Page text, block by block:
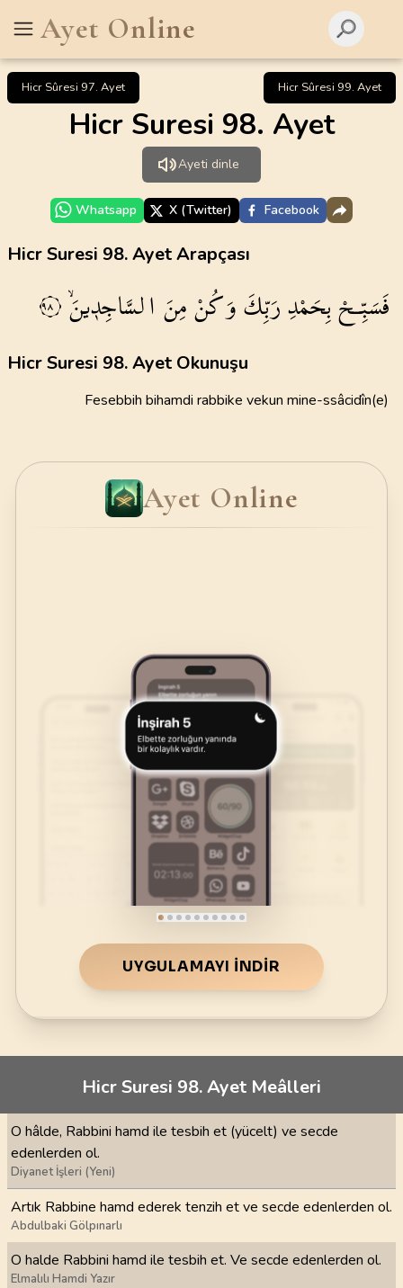
Ayet Online
Hicr Sûresi 97. Ayet Hicr Sûresi 99. Ayet
Hicr Suresi 98. Ayet
Ayeti dinle
Whatsapp X (Twitter) Facebook
Hicr Suresi 98. Ayet Arapçası
فَسَبِّـحْبِحَمْدِرَبِّكَوَكُنْمِنَالسَّاجِد۪ينَۙ ٩٨
Hicr Suresi 98. Ayet Okunuşu
Fesebbih bihamdi rabbike vekun mine-ssâcidîn(e)
Ayet Online
UYGULAMAYI İNDIR
Hicr Suresi 98. Ayet Meâlleri
O hâlde, Rabbini hamd ile tesbih et (yücelt) ve secde
edenlerden ol.
Diyanet İşleri (Yeni)
Artık Rabbine hamd ederek tenzih et ve secde edenlerden ol.
Abdulbaki Gölpınarlı
O halde Rabbini hamd ile tesbih et. Ve secde edenlerden ol.
Elmalılı Hamdi Yazır